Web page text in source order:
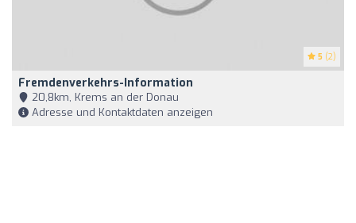
5 (2)
Fremdenverkehrs-Information
20,8km, Krems an der Donau
Adresse und Kontaktdaten anzeigen